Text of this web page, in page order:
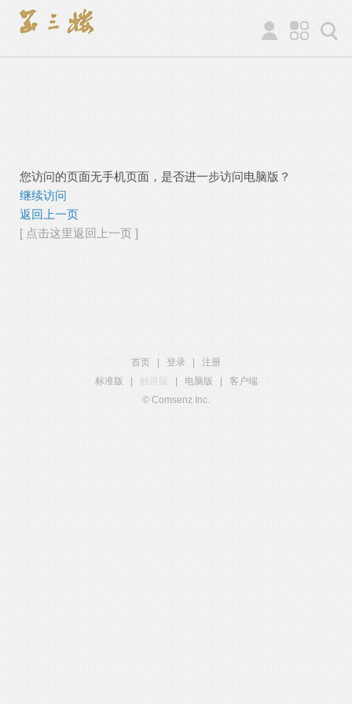
您访问的页面无手机页面，是否进一步访问电脑版？
继续访问
返回上一页
[ 点击这里返回上一页 ]
首页 登录
注册
标准版
触屏版 电脑版
客户端
© Comsenz Inc.